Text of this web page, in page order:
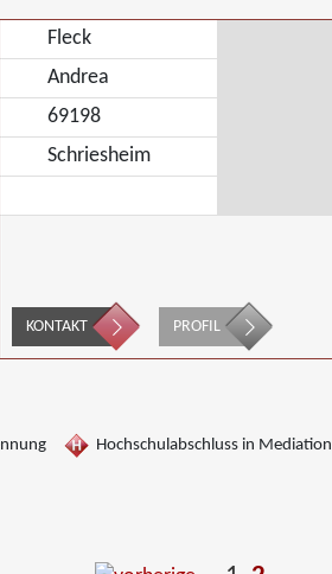
Fleck
Andrea
69198
Schriesheim
KONTAKT PROFIL
Hochschulabschluss in Mediation